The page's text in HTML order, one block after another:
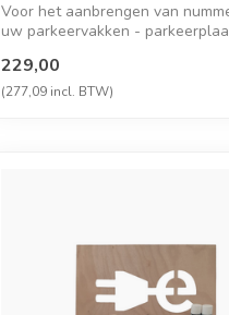
Voor het aanbrengen van
uw parkeervakken -
229,00
(277,09 incl. BTW)